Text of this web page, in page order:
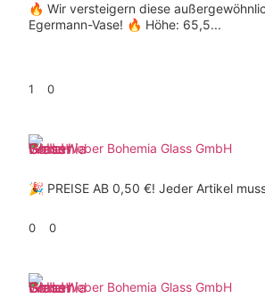
🔥 Wir versteigern diese
Egermann-Vase! 🔥 Höhe: 65,5...
1 0
Weber Bohemia Glass GmbH
🎉 PREISE AB 0,50 €! Jeder Artikel
0 0
Weber Bohemia Glass GmbH